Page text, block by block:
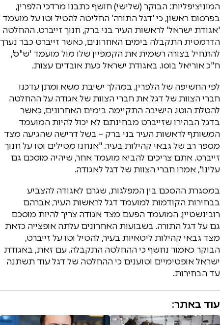
המוניציפליות: הבוקר (שלישי) חושף כתבנו מרדכי הלפרין,
בפרסום ראשון, כי 'דגל התורה' החליטה להטיל וטו על מועמד
'אגודת ישראל' לראשות העיר בני ברק, חנוך זייברט. ההחלטה
הדרמטית התקבלה בימים האחרונים, כאשר זייברט כבר נערך
להתחיל בצורה רשמית את הקמפיין שלו מול מועמד 'ש"ס',
ח"כ אוריאל בוסו. באגודת ישראל כעת אובדים עצות.
לפי החשיפה של הלפרין, במהלך ישיבת משא ומתן עדכנו
חברי הצוות של דגל את חברי הצוות של אגודה על ההחלטה
להטלת הוטו. הישיבה התקיימה בימים האחרונים, כאשר
בדגל הבהירו שזייברט מבחינתם לא יכול להיות המועמד
המשותף לראשות העיר בני ברק – בשל דרישה שהגיעה מצד
מספר רב של גבאי קהילות בעיר. "אנחנו מטילים וטו על חנוך
זייברט. אתם צריכים להביא מועמד אחר, שיהיה מוסכם גם
עלינו", אמרו חברי הצוות של דגל לאגודה.
במסגרת ההסכם בין המפלגות, שגרם לאגודה להצביע
בבחירות הקודמות למועמד דגל לראשות העיר, אברהם
רובינשטיין, המועמד הפעם מצד אגודה צריך להיות מוסכם
גם על דגל התורה. בשבועות האחרונים עלתה אופצייה כזאת
מצד גבאי קהילות ליטאיות בעיר, להטיל וטו על זייברט,
הבוקר כאמור נחשף כי ההחלטה התקבלה. עם זאת, באגודת
ישראל אופטימיים וטוענים כי ההחלטה של דגל עוד תשתנה
עד הבחירות.
עוד באתר: